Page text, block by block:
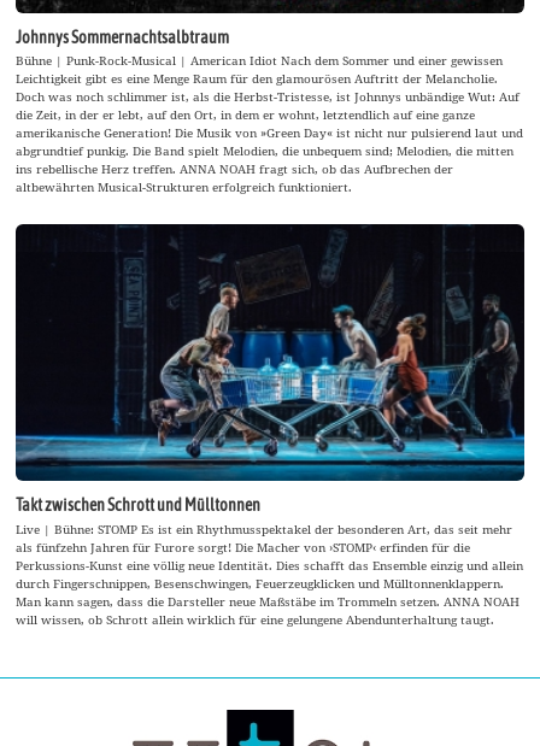
Johnnys Sommernachtsalbtraum
Bühne | Punk-Rock-Musical | American Idiot Nach dem Sommer und einer gewissen
Leichtigkeit gibt es eine Menge Raum für den glamourösen Auftritt der Melancholie.
Doch was noch schlimmer ist, als die Herbst-Tristesse, ist Johnnys unbändige Wut: Auf
die Zeit, in der er lebt, auf den Ort, in dem er wohnt, letztendlich auf eine ganze
amerikanische Generation! Die Musik von »Green Day« ist nicht nur pulsierend laut und
abgrundtief punkig. Die Band spielt Melodien, die unbequem sind; Melodien, die mitten
ins rebellische Herz treffen. ANNA NOAH fragt sich, ob das Aufbrechen der
altbewährten Musical-Strukturen erfolgreich funktioniert.
Takt zwischen Schrott und Mülltonnen
Live | Bühne: STOMP Es ist ein Rhythmusspektakel der besonderen Art, das seit mehr
als fünfzehn Jahren für Furore sorgt! Die Macher von ›STOMP‹ erfinden für die
Perkussions-Kunst eine völlig neue Identität. Dies schafft das Ensemble einzig und allein
durch Fingerschnippen, Besenschwingen, Feuerzeugklicken und Mülltonnenklappern.
Man kann sagen, dass die Darsteller neue Maßstäbe im Trommeln setzen. ANNA NOAH
will wissen, ob Schrott allein wirklich für eine gelungene Abendunterhaltung taugt.